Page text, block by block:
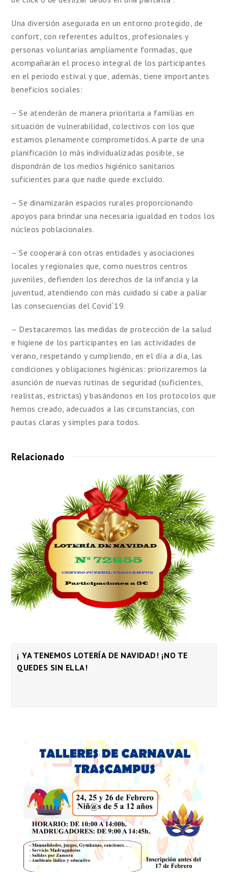
Una diversión asegurada en un entorno protegido, de
confort, con referentes adultos, profesionales y
personas voluntarias ampliamente formadas, que
acompañarán el proceso integral de los participantes
en el periodo estival y que, además, tiene importantes
beneficios sociales:
– Se atenderán de manera prioritaria a familias en
situación de vulnerabilidad, colectivos con los que
estamos plenamente comprometidos. A parte de una
planificación lo más individualizadas posible, se
dispondrán de los medios higiénico sanitarios
suficientes para que nadie quede excluido.
– Se dinamizarán espacios rurales proporcionando
apoyos para brindar una necesaria igualdad en todos los
núcleos poblacionales.
– Se cooperará con otras entidades y asociaciones
locales y regionales que, como nuestros centros
juveniles, defienden los derechos de la infancia y la
juventud, atendiendo con más cuidado si cabe a paliar
las consecuencias del Covid´19.
– Destacaremos las medidas de protección de la salud
e higiene de los participantes en las actividades de
verano, respetando y cumpliendo, en el día a día, las
condiciones y obligaciones higiénicas: priorizaremos la
asunción de nuevas rutinas de seguridad (suficientes,
realistas, estrictas) y basándonos en los protocolos que
hemos creado, adecuados a las circunstancias, con
pautas claras y simples para todos.
Relacionado
¡ YA TENEMOS LOTERÍA DE NAVIDAD! ¡NO TE
QUEDES SIN ELLA!